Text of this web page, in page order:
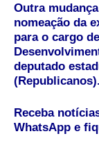
Outra
nomeação da
para o cargo
deputado
(Republicanos).
Receba
WhatsApp e